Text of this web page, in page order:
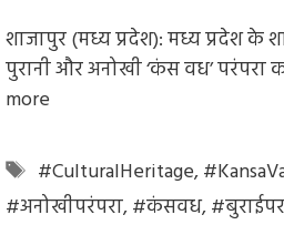
शाजापुर (मध्य प्रदेश): मध्य प्रदेश के
पुरानी और अनोखी ‘कंस वध’ परंपरा
more
Tags
#CulturalHeritage,
#अनोखीपरंपरा,#कंसवध,